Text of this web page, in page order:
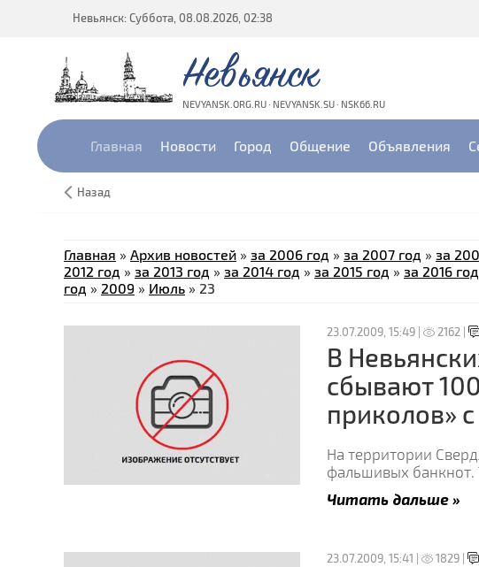
Невьянск: Суббота, 08.08.2026, 02:38
Невьянск
NEVYANSK.ORG.RU · NEVYANSK.SU · NSK66.RU
Главная Новости Город Общение Объявления
Назад
Главная » Архив новостей » за 2006 год » за 2007 год » за
2012 год » за 2013 год » за 2014 год » за 2015 год » за 2016 год
год » 2009 » Июль » 23
23.07.2009, 15:49 | 2162 |
В
сбывают
приколов»
На территории
фальшивых банкнот.
Читать дальше »
23.07.2009, 15:41 | 1829 |